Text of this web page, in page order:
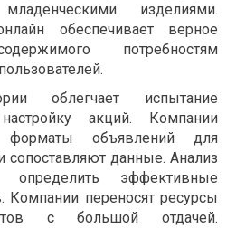
изделиями.
обеспечивает верное
потребностям
облегчает испытание
акций. Компании
форматы объявлений для
сопоставляют данные. Анализ
определить эффективные
Компании переносят ресурсы
с большой отдачей.